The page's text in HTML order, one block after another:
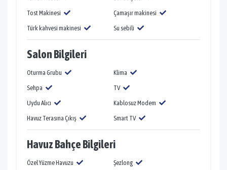
Tost Makinesi
Çamaşır makinesi
Türk kahvesi makinesi
Su sebili
Salon Bilgileri
Oturma Grubu
Klima
Sehpa
TV
Uydu Alıcı
Kablosuz Modem
Havuz Terasına Çıkış
Smart TV
Havuz Bahçe Bilgileri
Özel Yüzme Havuzu
Şezlong